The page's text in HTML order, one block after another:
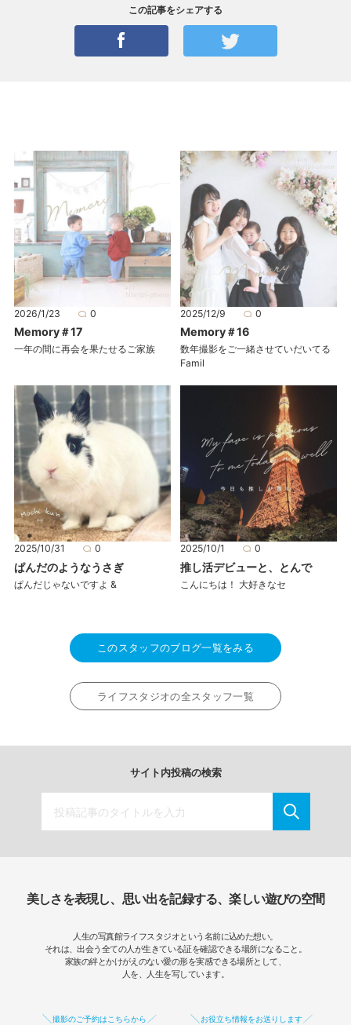
この記事をシェアする
2026/1/23 0
Memory＃17
一年の間に再会を果たせるご家族
2025/12/9 0
Memory＃16
数年撮影をご一緒させていだいてる
Famil
2025/10/31 0
ぱんだのようなうさぎ
ぱんだじゃないですよ &
2025/10/1 0
推し活デビューと、とんで
こんにちは！ 大好きなセ
このスタッフのブログ一覧をみる
ライフスタジオの全スタッフ一覧
サイト内投稿の検索
美しさを表現し、思い出を記録する、楽しい遊びの空間
人生の写真館ライフスタジオという名前に込めた想い。
それは、出会う全ての人が生きている証を確認できる場所になること。
家族の絆とかけがえのない愛の形を実感できる場所として、
人を、人生を写しています。
撮影のご予約はこちらから お役立ち情報をお送りします